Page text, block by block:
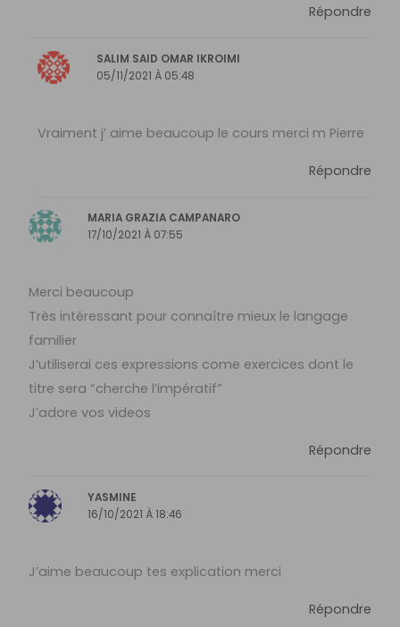
Répondre
SALIM SAID OMAR IKROIMI
05/11/2021 À 05:48
Vraiment j’ aime beaucoup le cours merci m Pierre
Répondre
MARIA GRAZIA CAMPANARO
17/10/2021 À 07:55
Merci beaucoup
Très intéressant pour connaître mieux le langage
familier
J’utiliserai ces expressions come exercices dont le
titre sera “cherche l’impératif”
J’adore vos videos
Répondre
YASMINE
16/10/2021 À 18:46
J’aime beaucoup tes explication merci
Répondre